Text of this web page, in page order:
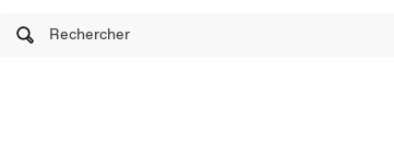
Rechercher